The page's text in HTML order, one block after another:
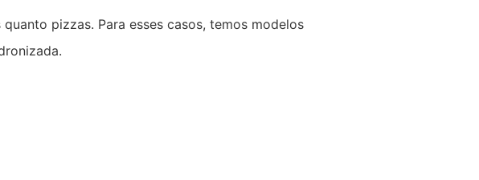
pizzas. Para esses casos, temos modelos